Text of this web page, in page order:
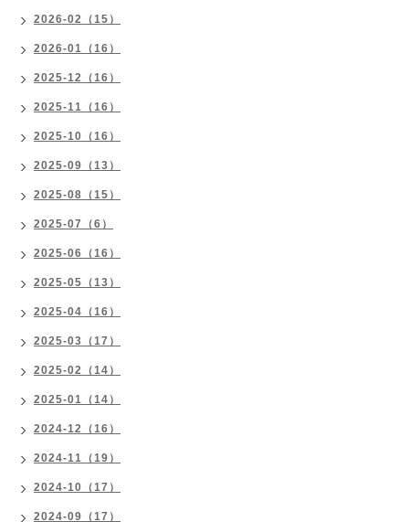
2026-02（15）
2026-01（16）
2025-12（16）
2025-11（16）
2025-10（16）
2025-09（13）
2025-08（15）
2025-07（6）
2025-06（16）
2025-05（13）
2025-04（16）
2025-03（17）
2025-02（14）
2025-01（14）
2024-12（16）
2024-11（19）
2024-10（17）
2024-09（17）